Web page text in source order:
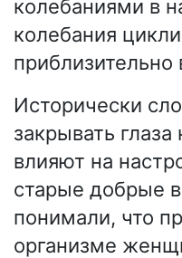
колебаниями в
колебания
приблизительно
Исторически
закрывать
влияют на
старые добрые
понимали, что
организме